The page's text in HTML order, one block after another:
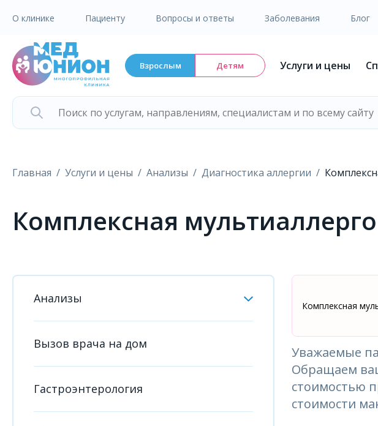
О клинике Пациенту Вопросы и ответы Заболевания Блог
Взрослым Детям Услуги и цены
Главная Услуги и цены Анализы Диагностика аллергии
Комплексная
Анализы
Вызов врача на дом
Гастроэнтерология
Комплексная
Уважаемые
Обращаем
стоимостью
стоимости